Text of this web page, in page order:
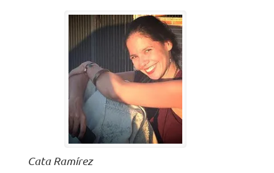
Cata Ramírez